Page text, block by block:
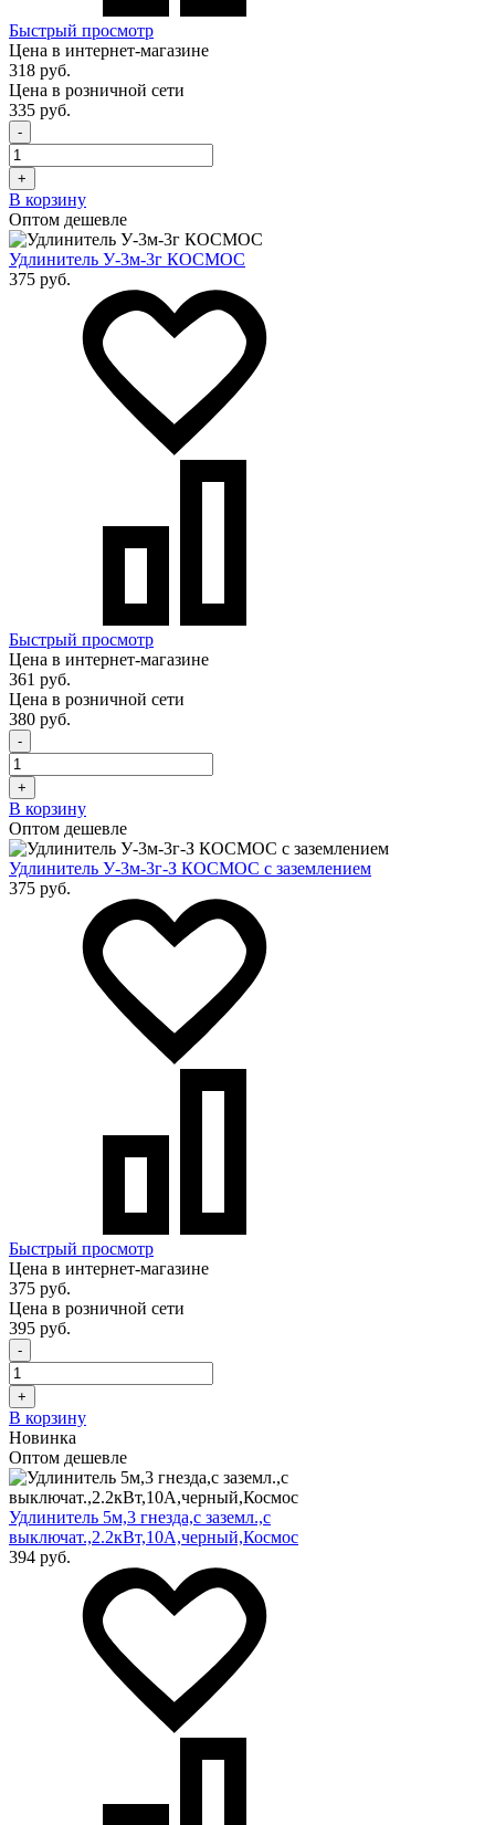
Быстрый просмотр
Цена в интернет-магазине
318 руб.
Цена в розничной сети
335 руб.
-
+
В корзину
Оптом дешевле
Удлинитель У-3м-3г КОСМОС
375 руб.
Быстрый просмотр
Цена в интернет-магазине
361 руб.
Цена в розничной сети
380 руб.
-
+
В корзину
Оптом дешевле
Удлинитель У-3м-3г-З КОСМОС с заземлением
375 руб.
Быстрый просмотр
Цена в интернет-магазине
375 руб.
Цена в розничной сети
395 руб.
-
+
В корзину
Новинка
Оптом дешевле
Удлинитель 5м,3 гнезда,с заземл.,с
выключат.,2.2кВт,10А,черный,Космос
394 руб.